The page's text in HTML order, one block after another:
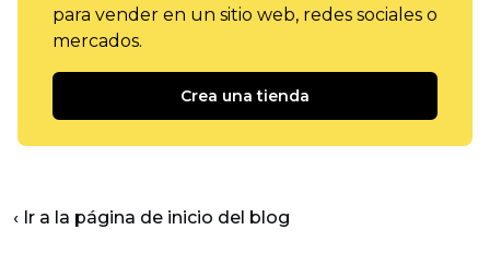
para vender en un sitio web, redes sociales o
mercados.
Crea una tienda
‹ Ir a la página de inicio del blog